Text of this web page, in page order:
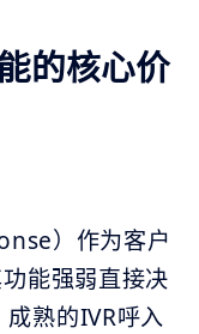
的核心价
）作为客户
能强弱直接决
熟的IVR呼入